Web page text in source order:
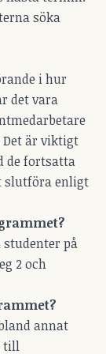
söka
i hur
det vara
Det är viktigt
de fortsatta
slutföra enligt
studenter på
2 och
annat
till